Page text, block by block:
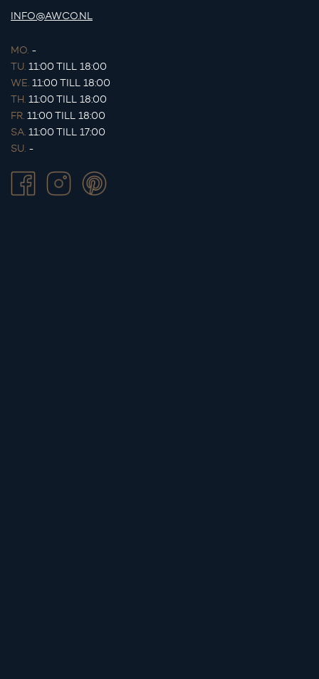
INFO@AWCO.NL
MO. -
TU. 11:00 TILL 18:00
WE. 11:00 TILL 18:00
TH. 11:00 TILL 18:00
FR. 11:00 TILL 18:00
SA. 11:00 TILL 17:00
SU. -